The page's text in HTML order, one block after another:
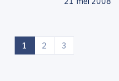
1 (current)
2 3